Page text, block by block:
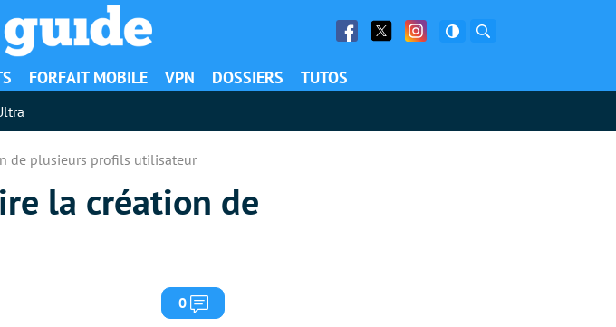
Facebook
Twitter Facebook
FORFAIT MOBILE VPN DOSSIERS TUTOS
de plusieurs profils utilisateur
la création de
0 Commentaires